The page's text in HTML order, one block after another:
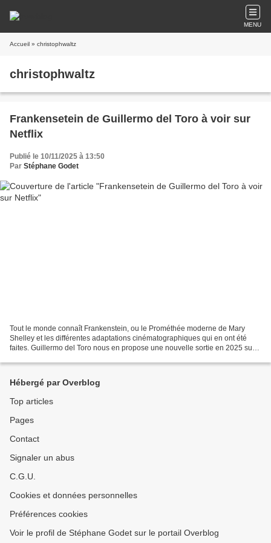
MENU
Accueil » christophwaltz
christophwaltz
Frankensetein de Guillermo del Toro à voir sur
Netflix
Publié le 10/11/2025 à 13:50
Par Stéphane Godet
Tout le monde connaît Frankenstein, ou le Prométhée moderne de Mary
Shelley et les différentes adaptations cinématographiques qui en ont été
faites. Guillermo del Toro nous en propose une nouvelle sortie en 2025 sur
Hébergé par Overblog
Top articles
Pages
Contact
Signaler un abus
C.G.U.
Cookies et données personnelles
Préférences cookies
Voir le profil de Stéphane Godet sur le portail Overblog